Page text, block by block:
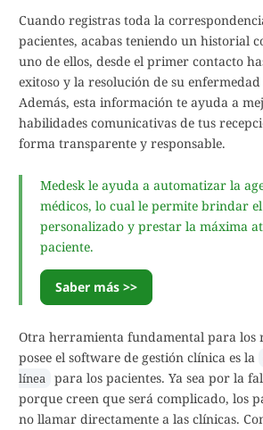
Cuando registras toda la
pacientes, acabas teniendo un historial
uno de ellos, desde el primer contacto
exitoso y la resolución de su
Además, esta información te ayuda a
habilidades comunicativas de tus
forma transparente y responsable.
Medesk le ayuda a automatizar la
médicos, lo cual le permite brindar
personalizado y prestar la máxima
paciente.
Saber más >>
Otra herramienta fundamental para los
posee el software de gestión clínica es la
línea para los pacientes. Ya sea por la
porque creen que será complicado, los
no llamar directamente a las clínicas.